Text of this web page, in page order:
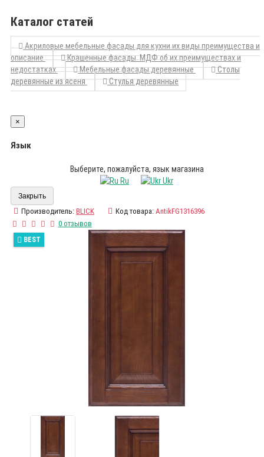
Каталог статей
Акриловые мебельные фасады для кухни их виды преимущества и
описание
Крашенные фасады МДФ об их преимуществах и
недостатках
Мебельные фасады деревянные
Столы
деревянные из ясеня
Стулья деревянные
×
Язык
Выберите, пожалуйста, язык магазина
Ru
Ukr
Закрыть
Производитель: BLICK Код товара: AntikFG1316396
0 отзывов
BEST